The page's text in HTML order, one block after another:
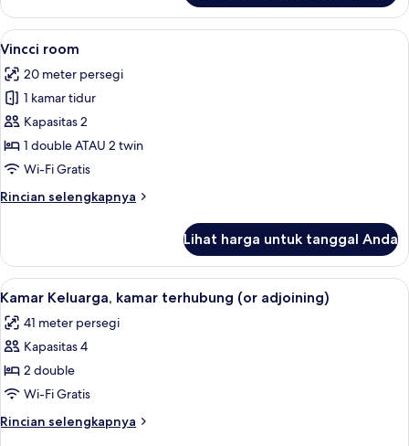
Vincci
room
single
Lihat
semua
foto
untuk
Vincci
room
Seprai premium, selimut bulu angsa,
8
Vincci room
20 meter persegi
1 kamar tidur
Kapasitas 2
1 double ATAU 2 twin
Wi-Fi Gratis
Rincian selengkapnya
Rincian
Vincci
room
Lihat harga untuk tanggal Anda
Lihat
semua
foto
untuk
Kamar
Keluarga,
kamar
terhubung
Kamar Keluarga, kamar terhubung
10
Kamar Keluarga, kamar terhubung (or adjoining)
41 meter persegi
Kapasitas 4
2 double
Wi-Fi Gratis
Rincian selengkapnya
Rincian